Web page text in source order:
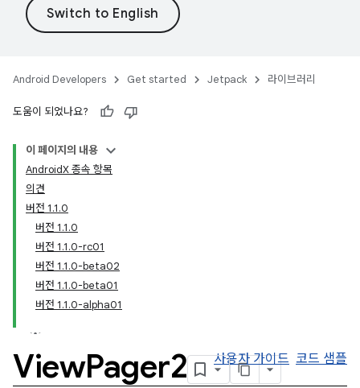
Android Developers Get started Jetpack 라이브러리
도움이 되었나요?
이 페이지의 내용
AndroidX 종속 항목
의견
버전 1.1.0
버전 1.1.0
버전 1.1.0-rc01
버전 1.1.0-beta02
버전 1.1.0-beta01
버전 1.1.0-alpha01
ViewPager2 사용자 가이드 코드 샘플